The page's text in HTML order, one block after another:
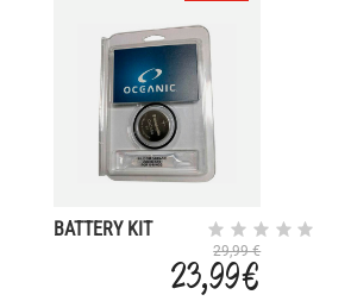
BATTERY KIT
29,99 €
23,99 €